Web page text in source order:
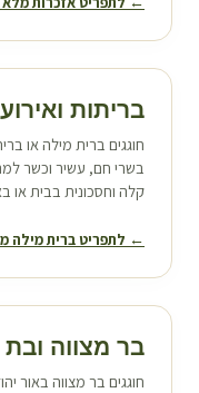
בריתות
חוגגים ברית מילה או
קלה וחסכונית בבית או
← לתפריט ברית מילה
בר מצווה
חוגגים בר מצווה באור